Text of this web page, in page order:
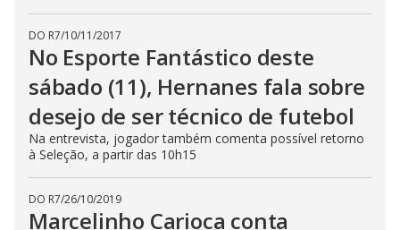
DO R7/10/11/2017
No Esporte Fantástico deste
sábado (11), Hernanes fala sobre
desejo de ser técnico de futebol
Na entrevista, jogador também comenta possível retorno
à Seleção, a partir das 10h15
DO R7/26/10/2019
Marcelinho Carioca conta